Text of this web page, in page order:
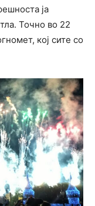
ја
Точно во 22
кој сите со